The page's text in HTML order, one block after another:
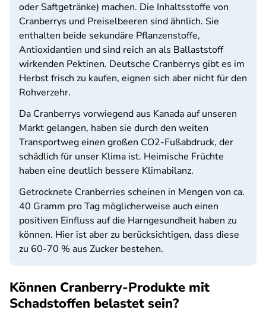
oder Saftgetränke) machen. Die Inhaltsstoffe von
Cranberrys und Preiselbeeren sind ähnlich. Sie
enthalten beide sekundäre Pflanzenstoffe,
Antioxidantien und sind reich an als Ballaststoff
wirkenden Pektinen. Deutsche Cranberrys gibt es im
Herbst frisch zu kaufen, eignen sich aber nicht für den
Rohverzehr.
Da Cranberrys vorwiegend aus Kanada auf unseren
Markt gelangen, haben sie durch den weiten
Transportweg einen großen CO2-Fußabdruck, der
schädlich für unser Klima ist. Heimische Früchte
haben eine deutlich bessere Klimabilanz.
Getrocknete Cranberries scheinen in Mengen von ca.
40 Gramm pro Tag möglicherweise auch einen
positiven Einfluss auf die Harngesundheit haben zu
können. Hier ist aber zu berücksichtigen, dass diese
zu 60-70 % aus Zucker bestehen.
Können Cranberry-Produkte mit
Schadstoffen belastet sein?